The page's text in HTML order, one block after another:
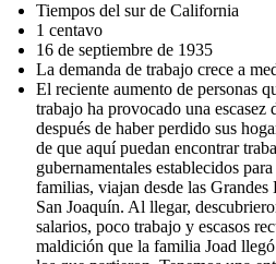
Tiempos del sur de California
1 centavo
16 de septiembre de 1935
La demanda de trabajo crece a
El reciente aumento de personas
trabajo ha provocado una
después de haber perdido sus
de que aquí puedan encontrar
gubernamentales establecidos
familias, viajan desde las
San Joaquín. Al llegar,
salarios, poco trabajo y escasos
maldición que la familia Joad